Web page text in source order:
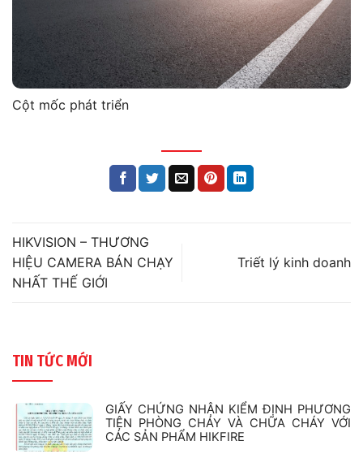
Cột mốc phát triển
HIKVISION – THƯƠNG
HIỆU CAMERA BÁN CHẠY
NHẤT THẾ GIỚI
Triết lý kinh doanh
TIN TỨC MỚI
GIẤY CHỨNG NHẬN KIỂM ĐỊNH PHƯƠNG
TIỆN PHÒNG CHÁY VÀ CHỮA CHÁY VỚI
CÁC SẢN PHẨM HIKFIRE